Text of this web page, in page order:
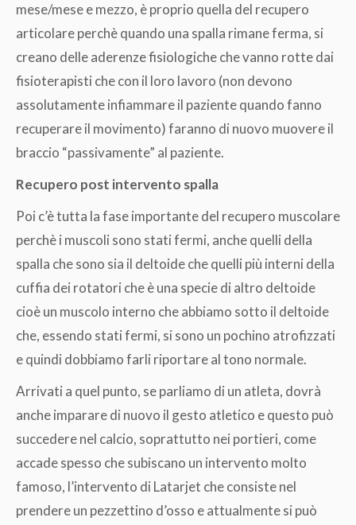
mese/mese e mezzo, è proprio quella del recupero
articolare perchè quando una spalla rimane ferma, si
creano delle aderenze fisiologiche che vanno rotte dai
fisioterapisti che con il loro lavoro (non devono
assolutamente infiammare il paziente quando fanno
recuperare il movimento) faranno di nuovo muovere il
braccio “passivamente” al paziente.
Recupero post intervento spalla
Poi c’è tutta la fase importante del recupero muscolare
perchè i muscoli sono stati fermi, anche quelli della
spalla che sono sia il deltoide che quelli più interni della
cuffia dei rotatori che è una specie di altro deltoide
cioè un muscolo interno che abbiamo sotto il deltoide
che, essendo stati fermi, si sono un pochino atrofizzati
e quindi dobbiamo farli riportare al tono normale.
Arrivati a quel punto, se parliamo di un atleta, dovrà
anche imparare di nuovo il gesto atletico e questo può
succedere nel calcio, soprattutto nei portieri, come
accade spesso che subiscano un intervento molto
famoso, l’intervento di Latarjet che consiste nel
prendere un pezzettino d’osso e attualmente si può